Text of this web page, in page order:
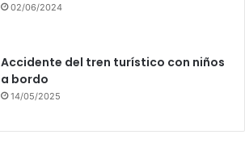
02/06/2024
Accidente del tren turístico con niños
a bordo
14/05/2025